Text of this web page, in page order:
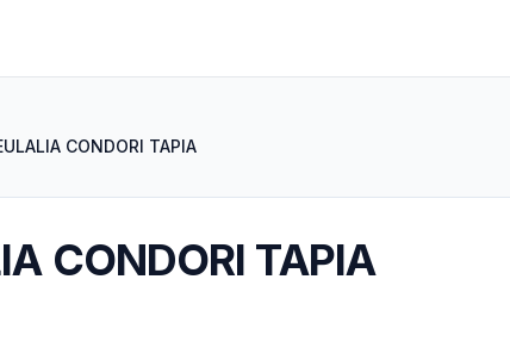
CONDORI TAPIA
CONDORI TAPIA